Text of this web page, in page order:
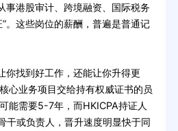
事港股审计、跨境融资、国际税务
。这些岗位的薪酬，普遍是普通记
找到好工作，还能让你升得更
心业务项目交给持有权威证书的员
能需要5-7年，而HKICPA持证人
干或负责人，晋升速度明显快于同